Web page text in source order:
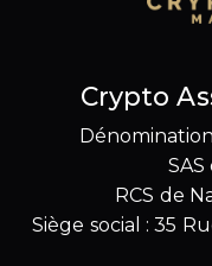
Crypto
RCS de
Siège social : 35